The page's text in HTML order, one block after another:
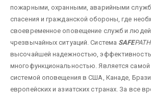
пожарными, охранными, аварийными
спасения и гражданской обороны, где
своевременное оповещение служб и
чрезвычайных ситуаций.Система SAFE
высочайшей надежностью,
многофункциональностью. Является
системой оповещения в США, Канаде,
европейских и азиатских странах. За все